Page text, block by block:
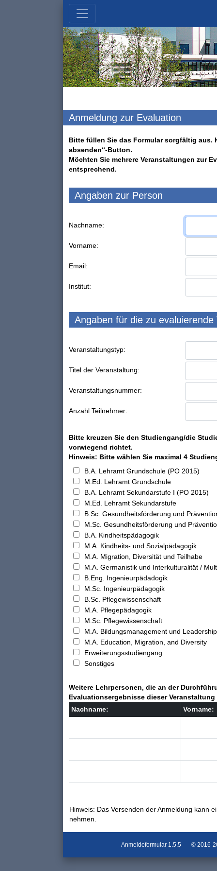
Anmeldung zur Evaluation
Bitte füllen Sie das Formular sorgfältig aus.
absenden“-Button.
Möchten Sie mehrere Veranstaltungen zur
entsprechend.
Angaben zur Person
Nachname:
Vorname:
Email:
Institut:
Angaben für die zu evaluierende
Veranstaltungstyp:
Titel der Veranstaltung:
Veranstaltungsnummer:
Anzahl Teilnehmer:
Bitte kreuzen Sie den Studiengang/die
vorwiegend richtet.
Hinweis: Bitte wählen Sie maximal 4
B.A. Lehramt Grundschule (PO 2015)
M.Ed. Lehramt Grundschule
B.A. Lehramt Sekundarstufe I (PO 2015)
M.Ed. Lehramt Sekundarstufe
B.Sc. Gesundheitsförderung und
M.Sc. Gesundheitsförderung und
B.A. Kindheitspädagogik
M.A. Kindheits- und Sozialpädagogik
M.A. Migration, Diversität und Teilhabe
M.A. Germanistik und Interkulturalität /
B.Eng. Ingenieurpädadogik
M.Sc. Ingenieurpädagogik
B.Sc. Pflegewissenschaft
M.A. Pflegepädagogik
M.Sc. Pflegewissenschaft
M.A. Bildungsmanagement und
M.A. Education, Migration, and Diversity
Erweiterungsstudiengang
Sonstiges
Weitere Lehrpersonen, die an der
Evaluationsergebnisse dieser
Nachname:
Vorname:
Hinweis: Das Versenden der Anmeldung kann
nehmen.
Anmeldeformular 1.5.5 © 2016-